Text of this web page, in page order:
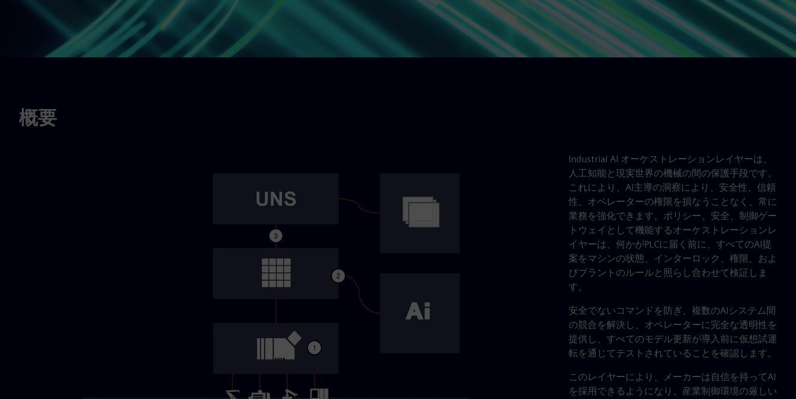
概要
Industrial AI オーケストレーションレイヤーは、
人工知能と現実世界の機械の間の保護手段です。
これにより、AI主導の洞察により、安全性、信頼
性、オペレーターの権限を損なうことなく、常に
業務を強化できます。ポリシー、安全、制御ゲー
トウェイとして機能するオーケストレーションレ
イヤーは、何かがPLCに届く前に、すべてのAI提
案をマシンの状態、インターロック、権限、およ
びプラントのルールと照らし合わせて検証しま
す。
安全でないコマンドを防ぎ、複数のAIシステム間
の競合を解決し、オペレーターに完全な透明性を
提供し、すべてのモデル更新が導入前に仮想試運
転を通じてテストされていることを確認します。
このレイヤーにより、メーカーは自信を持ってAI
を採用できるようになり、産業制御環境の厳しい